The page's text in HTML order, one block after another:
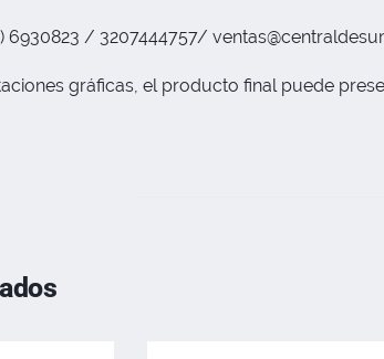
6930823 / 3207444757/
gráficas, el producto final puede